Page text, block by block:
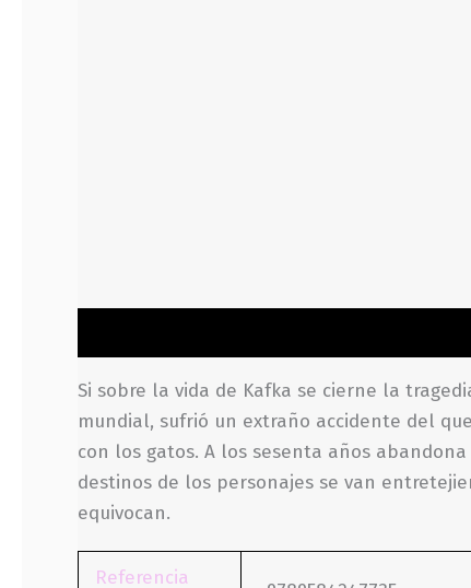
Si sobre la vida de Kafka se cierne la
mundial, sufrió un extraño accidente del
con los gatos. A los sesenta años
destinos de los personajes se van
equivocan.
Referencia